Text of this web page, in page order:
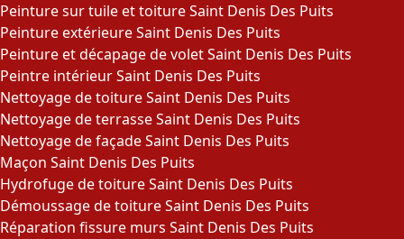
Peinture sur tuile et toiture Saint Denis Des Puits
Peinture extérieure Saint Denis Des Puits
Peinture et décapage de volet Saint Denis Des Puits
Peintre intérieur Saint Denis Des Puits
Nettoyage de toiture Saint Denis Des Puits
Nettoyage de terrasse Saint Denis Des Puits
Nettoyage de façade Saint Denis Des Puits
Maçon Saint Denis Des Puits
Hydrofuge de toiture Saint Denis Des Puits
Démoussage de toiture Saint Denis Des Puits
Réparation fissure murs Saint Denis Des Puits